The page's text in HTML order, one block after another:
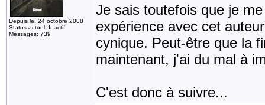
Depuis le: 24 octobre 2008
Status actuel: Inactif
Messages: 739
Je sais toutefois que je
expérience avec cet
cynique. Peut-être que la
maintenant, j'ai du mal à
C'est donc à suivre...